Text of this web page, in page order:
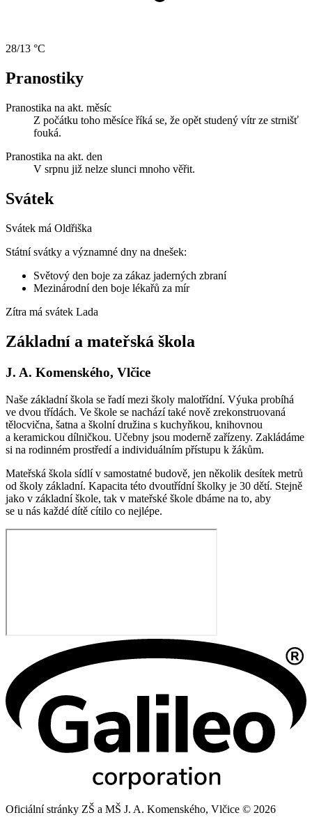
28/13 °C
Pranostiky
Pranostika na akt. měsíc
Z počátku toho měsíce říká se, že opět studený vítr ze strnišť
fouká.
Pranostika na akt. den
V srpnu již nelze slunci mnoho věřit.
Svátek
Svátek má Oldřiška
Státní svátky a významné dny na dnešek:
Světový den boje za zákaz jaderných zbraní
Mezinárodní den boje lékařů za mír
Zítra má svátek Lada
Základní a mateřská škola
J. A. Komenského, Vlčice
Naše základní škola se řadí mezi školy malotřídní. Výuka probíhá
ve dvou třídách. Ve škole se nachází také nově zrekonstruovaná
tělocvična, šatna a školní družina s kuchyňkou, knihovnou
a keramickou dílničkou. Učebny jsou moderně zařízeny. Zakládáme
si na rodinném prostředí a individuálním přístupu k žákům.
Mateřská škola sídlí v samostatné budově, jen několik desítek metrů
od školy základní. Kapacita této dvoutřídní školky je 30 dětí. Stejně
jako v základní škole, tak v mateřské škole dbáme na to, aby
se u nás každé dítě cítilo co nejlépe.
Oficiální stránky ZŠ a MŠ J. A. Komenského, Vlčice © 2026